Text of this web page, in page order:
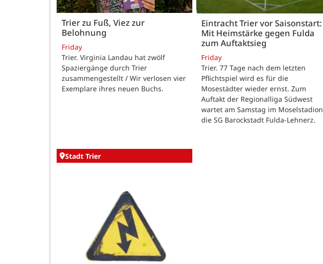
Trier zu Fuß, Viez zur
Belohnung
Friday
Trier. Virginia Landau hat zwölf
Spaziergänge durch Trier
zusammengestellt / Wir verlosen vier
Exemplare ihres neuen Buchs.
Eintracht Trier vor Saisonstart:
Mit Heimstärke gegen Fulda
zum Auftaktsieg
Friday
Trier. 77 Tage nach dem letzten
Pflichtspiel wird es für die
Mosestädter wieder ernst. Zum
Auftakt der Regionalliga Südwest
wartet am Samstag im Moselstadion
die SG Barockstadt Fulda-Lehnerz.
Stadt Trier